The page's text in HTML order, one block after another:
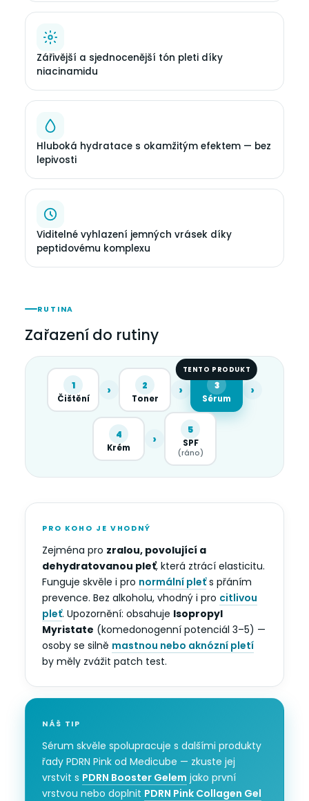
Zářivější a sjednocenější tón pleti díky
niacinamidu
Hluboká hydratace s okamžitým efektem — bez
lepivosti
Viditelné vyhlazení jemných vrásek díky
peptidovému komplexu
RUTINA
Zařazení do rutiny
1
Čištění
› 2
Toner
›
TENTO PRODUKT
3
Sérum
›
4
Krém
›
5
SPF
(ráno)
PRO KOHO JE VHODNÝ
Zejména pro zralou, povolující a
dehydratovanou pleť, která ztrácí elasticitu.
Funguje skvěle i pro normální pleťs přáním
prevence. Bez alkoholu, vhodný i pro citlivou
pleť. Upozornění: obsahuje Isopropyl
Myristate (komedonogenní potenciál 3–5) —
osoby se silně mastnou nebo aknózní pletí
by měly zvážit patch test.
NÁŠ TIP
Sérum skvěle spolupracuje s dalšími produkty
řady PDRN Pink od Medicube — zkuste jej
vrstvit s PDRN Booster Gelem jako první
vrstvou nebo doplnit PDRN Pink Collagen Gel